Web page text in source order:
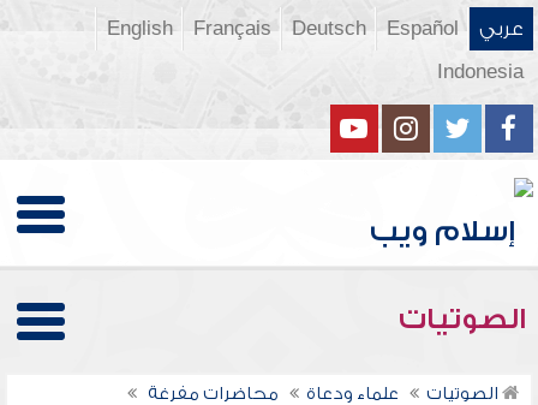
عربي Español
Deutsch
Français
English
Indonesia
الصوتيات
الصوتيات علماء ودعاة
محاضرات مفرغة